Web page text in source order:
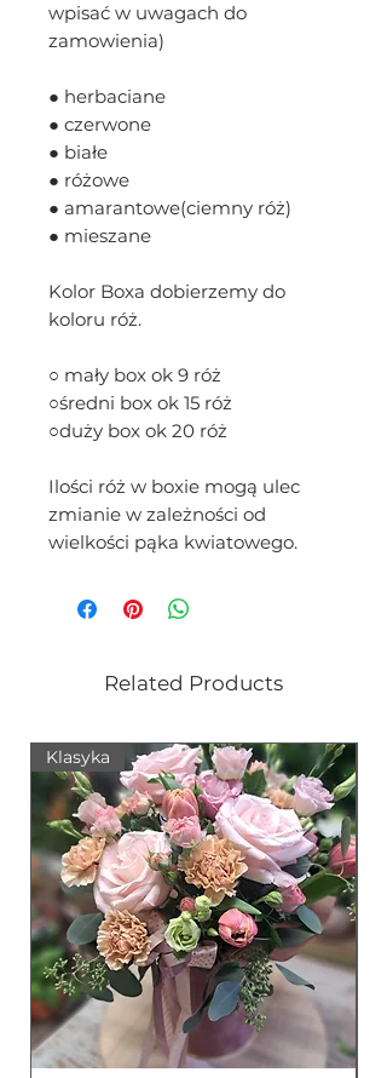
wpisać w uwagach do
zamowienia)
● herbaciane
● czerwone
● białe
● różowe
● amarantowe(ciemny róż)
● mieszane
Kolor Boxa dobierzemy do
koloru róż.
○ mały box ok 9 róż
○średni box ok 15 róż
○duży box ok 20 róż
Ilości róż w boxie mogą ulec
zmianie w zależności od
wielkości pąka kwiatowego.
Related Products
Klasyka